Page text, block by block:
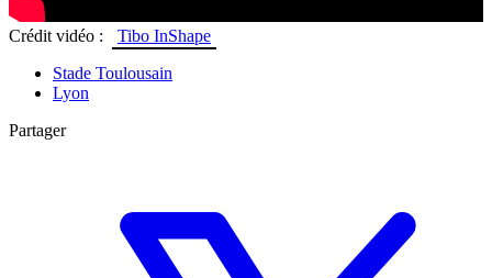
Crédit vidéo :
Tibo InShape
Stade Toulousain
Lyon
Partager